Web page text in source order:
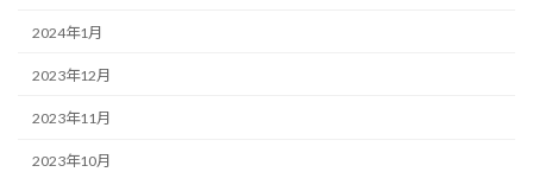
2024年1月
2023年12月
2023年11月
2023年10月